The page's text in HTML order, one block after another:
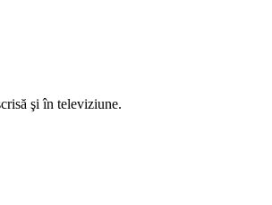
şi în televiziune.